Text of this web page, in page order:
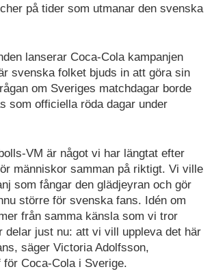
på tider som utmanar den svenska
lanserar Coca-Cola kampanjen
svenska folket bjuds in att göra sin
om Sveriges matchdagar borde
som officiella röda dagar under
VM är något vi har längtat efter
människor samman på riktigt. Vi ville
som fångar den glädjeyran och gör
större för svenska fans. Idén om
från samma känsla som vi tror
delar just nu: att vi vill uppleva det här
säger Victoria Adolfsson,
Coca-Cola i Sverige.